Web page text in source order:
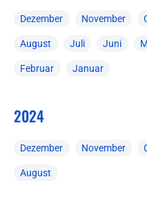
Dezember November
August Juli Juni
Februar Januar
2024
Dezember November
August